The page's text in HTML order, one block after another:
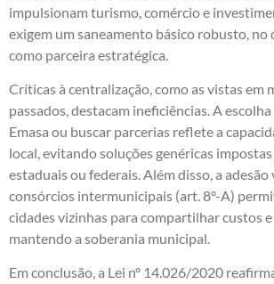
impulsionam turismo, comércio e
exigem um saneamento básico robusto, no
como parceira estratégica.
Críticas à centralização, como as vistas em
passados, destacam ineficiências. A
Emasa ou buscar parcerias reflete a
local, evitando soluções genéricas
estaduais ou federais. Além disso, a
consórcios intermunicipais (art. 8º-A)
cidades vizinhas para compartilhar custos
mantendo a soberania municipal.
Em conclusão, a Lei nº 14.026/2020